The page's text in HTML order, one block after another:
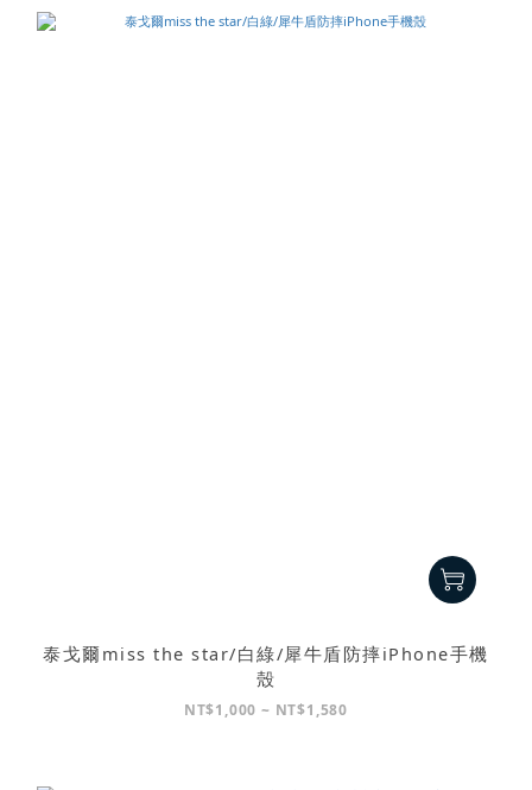
泰戈爾miss the star/白綠/犀牛盾防摔iPhone手機
殼
NT$1,000 ~ NT$1,580